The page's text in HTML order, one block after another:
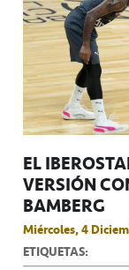
EL
VERSIÓN
BAMBERG
Miércoles, 4
ETIQUETAS: